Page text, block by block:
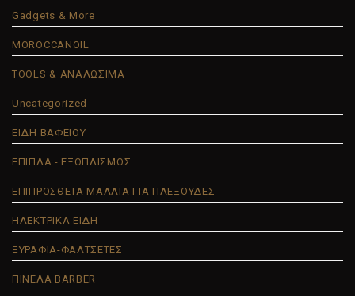
Gadgets & More
MOROCCANOIL
TOOLS & ΑΝΑΛΩΣΙΜΑ
Uncategorized
ΕΙΔΗ ΒΑΦΕΙΟΥ
ΕΠΙΠΛΑ - ΕΞΟΠΛΙΣΜΟΣ
ΕΠΙΠΡΟΣΘΕΤΑ ΜΑΛΛΙΑ ΓΙΑ ΠΛΕΞΟΥΔΕΣ
ΗΛΕΚΤΡΙΚΑ ΕΙΔΗ
ΞΥΡΑΦΙΑ-ΦΑΛΤΣΕΤΕΣ
ΠΙΝΕΛΑ BARBER